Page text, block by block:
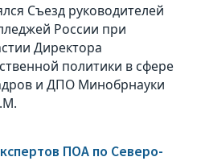
Съезд руководителей
России при
Директора
политики в сфере
и ДПО Минобрнауки
ПОА по Северо-